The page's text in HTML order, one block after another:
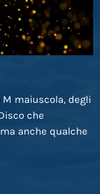
maiuscola, degli
che
anche qualche